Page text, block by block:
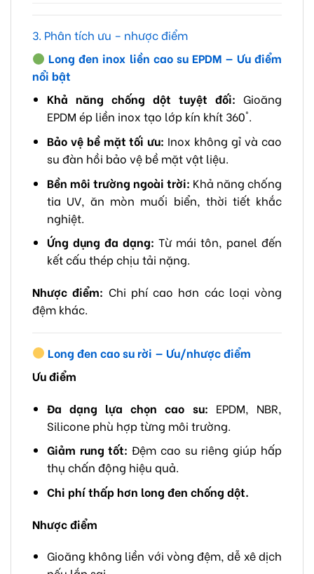
3. Phân tích ưu – nhược điểm
Long đen inox liền cao su EPDM — Ưu điểm
nổi bật
Khả năng chống dột tuyệt đối: Gioăng
EPDM ép liền inox tạo lớp kín khít 360°.
Bảo vệ bề mặt tối ưu: Inox không gỉ và cao
su đàn hồi bảo vệ bề mặt vật liệu.
Bền môi trường ngoài trời: Khả năng chống
tia UV, ăn mòn muối biển, thời tiết khắc
nghiệt.
Ứng dụng đa dạng: Từ mái tôn, panel đến
kết cấu thép chịu tải nặng.
Nhược điểm: Chi phí cao hơn các loại vòng
đệm khác.
Long đen cao su rời — Ưu/nhược điểm
Ưu điểm
Đa dạng lựa chọn cao su: EPDM, NBR,
Silicone phù hợp từng môi trường.
Giảm rung tốt: Đệm cao su riêng giúp hấp
thụ chấn động hiệu quả.
Chi phí thấp hơn long đen chống dột.
Nhược điểm
Gioăng không liền với vòng đệm, dễ xê dịch